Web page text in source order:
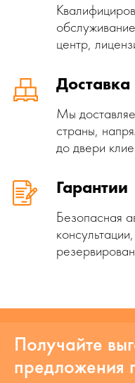
центр,
Доставка
Мы
страны,
до двери
Гарантии
Безопасная
Получайте
предложения